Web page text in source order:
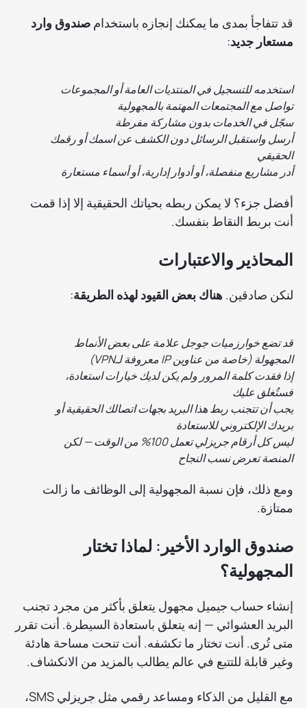
قد تتفاجأ بمدى ما يمكنك إنجازه باستخدام صندوق وارد
مستعار جديد:
استخدمه للتسجيل في المنتديات العامة أو المجموعات
تواصل مع المجتمعات المهتمة بالمجهولية
سجّل في الخدمات بدون مشاركة مفرطة
أرسل واستقبل الرسائل دون الكشف عن اسمك أو رقمك
الحقيقي
أدر مشاريع منفصلة، أو أدوار إدارية، أو أسماء مستعارة
أفضل جزء؟ لا يمكن ربطه بحياتك الحقيقية إلا إذا قمت
أنت بربط النقاط بنفسك.
المحاذير والاعتبارات
لنكن صادقين. هناك بعض القيود لهذه الطريقة:
قد تضع خوارزميات جوجل علامة على بعض الأنماط
المجهولة (خاصة من عناوين IP معروفة لـVPN)
إذا فقدت كلمة المرور ولم يكن لديك خيارات استعادة،
فستُغلق عليك
يجب أن تتجنب ربط هذا البريد بجهات اتصالك الحقيقية أو
بريدك الإلكتروني للاستعادة
ليس كل أرقام جريزلي تعمل 100% من الوقت — لكن
المنصة تعرض نسب النجاح
ومع ذلك، فإن نسبة المجهولية إلى الوظائف ما زالت
ممتازة.
صندوق الوارد الأخير: لماذا تختار
المجهولية؟
إنشاء حساب جيميل مجهول يتعلق بأكثر من مجرد تجنب
البريد العشوائي — إنه يتعلق باستعادة السيطرة. أنت تقرر
متى تُرى. أنت تختار ما تكشفه. أنت تنحت مساحة هادئة
وغير قابلة للتتبع في عالم يطالب بالمزيد من الانكشاف.
مع القليل من الذكاء ومساعد رقمي مثل جريزلي SMS،